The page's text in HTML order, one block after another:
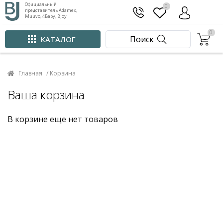
Официальный
представитель Adamex,
Muuvo, 4Baby, BJoy
КАТАЛОГ Поиск
0
0
Главная / Корзина
Ваша корзина
В корзине еще нет товаров